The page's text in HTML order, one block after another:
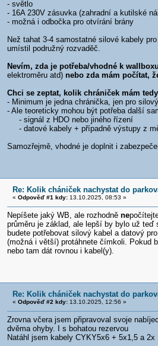
- světlo
- 16A 230V zásuvka (zahradní a kutilské
- možná i odbočka pro otvírání brány
Než tahat 3-4 samostatné silové kabely
umístil podružný rozvaděč.
Nevím, zda je potřeba/vhodné k
elektroměru atd)nebo zda mám počítat,
Chci se zeptat, kolik chrániček mám
- Minimum je jedna chránička, jen pro
- Ale teoreticky mohou být potřeba další
- signál z HDO nebo jiného řízení
- datové kabely + případně výstupy z
Samozřejmě, vhodné je doplnit i
Re: Kolik chániček nachystat do
« Odpověď #1 kdy:13.10.2025, 08:53 »
Nepíšete jaký WB, ale rozhodně ne
průměru je základ, ale lepší by bylo už teď
budete potřebovat silový kabel a datový
(možná i větší) protáhnete čímkoli. Pokud
nebo tam dát rovnou i kabel(y).
Re: Kolik chániček nachystat do
« Odpověď #2 kdy:13.10.2025, 12:56 »
Zrovna včera jsem připravoval svoje
dvěma ohyby. I s bohatou rezervou
Natáhl jsem kabely CYKY5x6 + 5x1,5 a